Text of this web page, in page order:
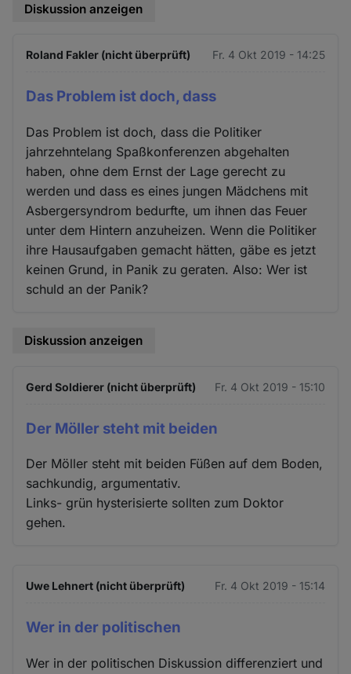
Diskussion anzeigen
Roland Fakler (nicht überprüft) Fr. 4 Okt 2019 - 14:25
Das Problem ist doch, dass
Das Problem ist doch, dass die Politiker
jahrzehntelang Spaßkonferenzen abgehalten
haben, ohne dem Ernst der Lage gerecht zu
werden und dass es eines jungen Mädchens mit
Asbergersyndrom bedurfte, um ihnen das Feuer
unter dem Hintern anzuheizen. Wenn die Politiker
ihre Hausaufgaben gemacht hätten, gäbe es jetzt
keinen Grund, in Panik zu geraten. Also: Wer ist
schuld an der Panik?
Diskussion anzeigen
Gerd Soldierer (nicht überprüft) Fr. 4 Okt 2019 - 15:10
Der Möller steht mit beiden
Der Möller steht mit beiden Füßen auf dem Boden,
sachkundig, argumentativ.
Links- grün hysterisierte sollten zum Doktor
gehen.
Uwe Lehnert (nicht überprüft) Fr. 4 Okt 2019 - 15:14
Wer in der politischen
Wer in der politischen Diskussion differenziert und